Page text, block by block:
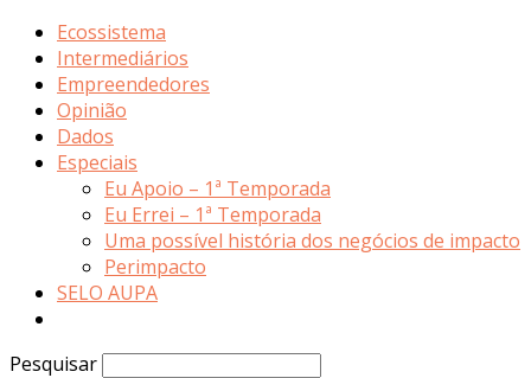
Ecossistema
Intermediários
Empreendedores
Opinião
Dados
Especiais
Eu Apoio – 1ª Temporada
Eu Errei – 1ª Temporada
Uma possível história dos negócios de impacto
Perimpacto
SELO AUPA
Pesquisar